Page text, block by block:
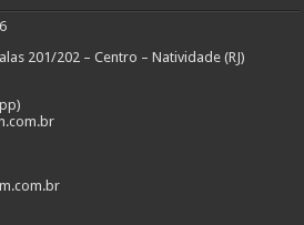
201/202 – Centro – Natividade (RJ)